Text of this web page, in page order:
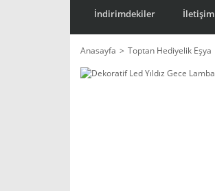
İndirimdekiler İletişim
Anasayfa Toptan Hediyelik Eşya